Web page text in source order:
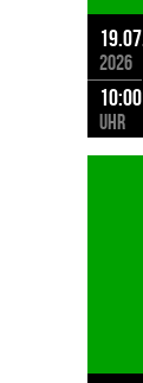
19.07.
2026
10:00
Uhr